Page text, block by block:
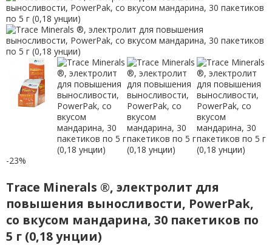
-23%
Trace Minerals ®, электролит для
повышения выносливости, PowerPak,
со вкусом мандарина, 30 пакетиков по
5 г (0,18 унции)